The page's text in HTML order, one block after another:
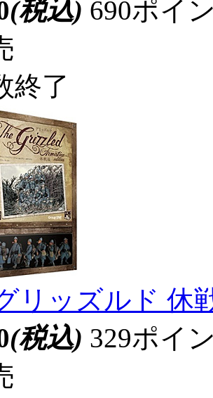
(税込) 690ポイ
終了
リッズルド 休
(税込) 329ポイ